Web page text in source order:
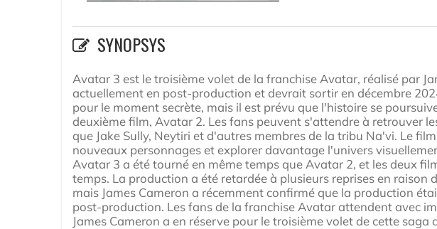
SYNOPSYS
Avatar 3 est le troisième volet de la franchise Avatar, réalisé par
actuellement en post-production et devrait sortir en décembre
pour le moment secrète, mais il est prévu que l'histoire se
deuxième film, Avatar 2. Les fans peuvent s'attendre à retrouver
que Jake Sully, Neytiri et d'autres membres de la tribu Na'vi. Le
nouveaux personnages et explorer davantage l'univers
Avatar 3 a été tourné en même temps que Avatar 2, et les deux
temps. La production a été retardée à plusieurs reprises en raison
mais James Cameron a récemment confirmé que la production
post-production. Les fans de la franchise Avatar attendent avec
James Cameron a en réserve pour le troisième volet de cette saga